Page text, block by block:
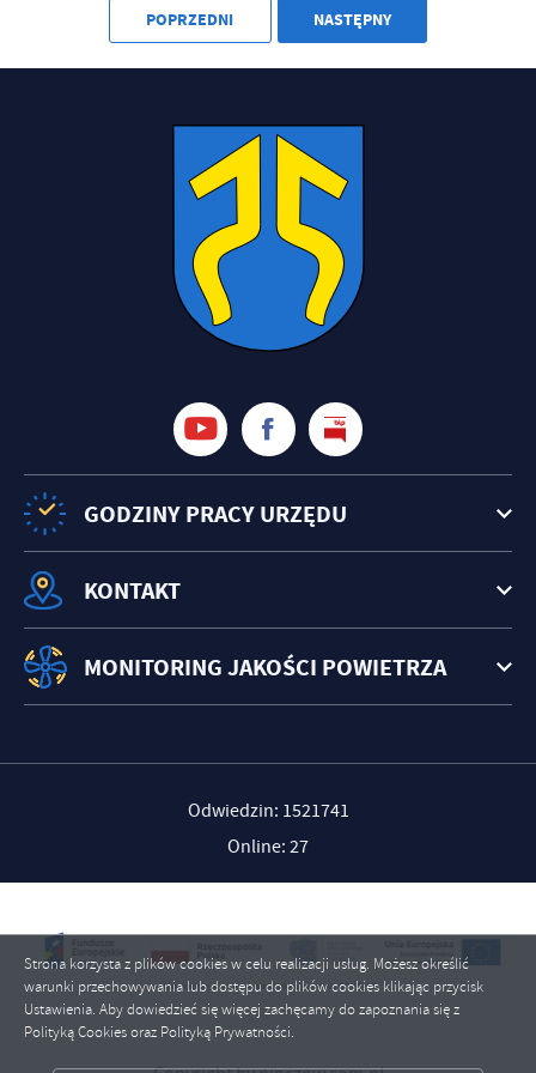
POPRZEDNI NASTĘPNY
GODZINY PRACY URZĘDU
KONTAKT
MONITORING JAKOŚCI POWIETRZA
Odwiedzin: 1521741
Online: 27
Strona korzysta z plików cookies w celu realizacji usług. Możesz określić
warunki przechowywania lub dostępu do plików cookies klikając przycisk
Ustawienia. Aby dowiedzieć się więcej zachęcamy do zapoznania się z
Polityką Cookies oraz Polityką Prywatności.
treści w postaci wiadomości, ofert, komunikatów mediów
społecznościowych.